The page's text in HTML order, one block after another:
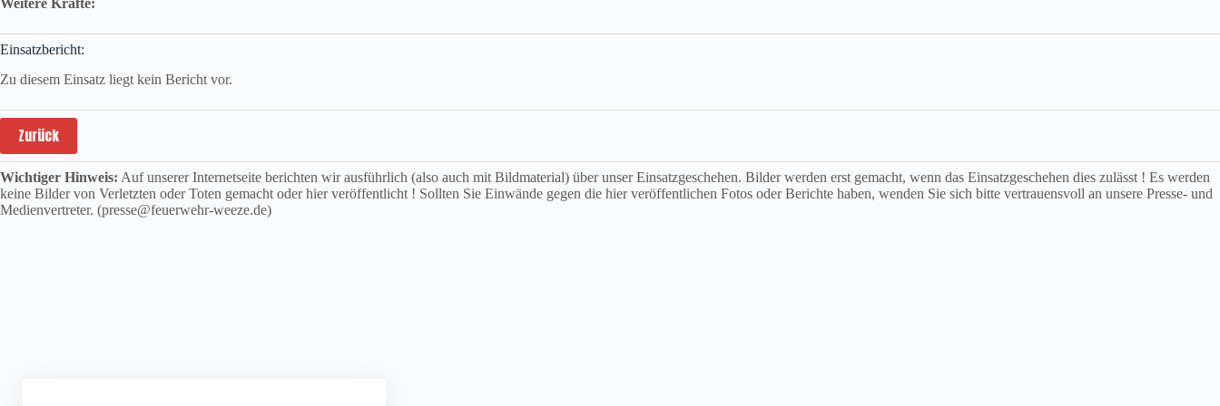
Weitere Kräfte:
Einsatzbericht:
Zu diesem Einsatz liegt kein Bericht vor.
Zurück
Wichtiger Hinweis: Auf unserer Internetseite berichten wir ausführlich (also auch mit Bildmaterial) über unser Einsatzgeschehen. Bilder werden erst gemacht, wenn das Einsatzgeschehen dies zulässt ! Es werden
keine Bilder von Verletzten oder Toten gemacht oder hier veröffentlicht ! Sollten Sie Einwände gegen die hier veröffentlichen Fotos oder Berichte haben, wenden Sie sich bitte vertrauensvoll an unsere Presse- und
Medienvertreter. (presse@feuerwehr-weeze.de)